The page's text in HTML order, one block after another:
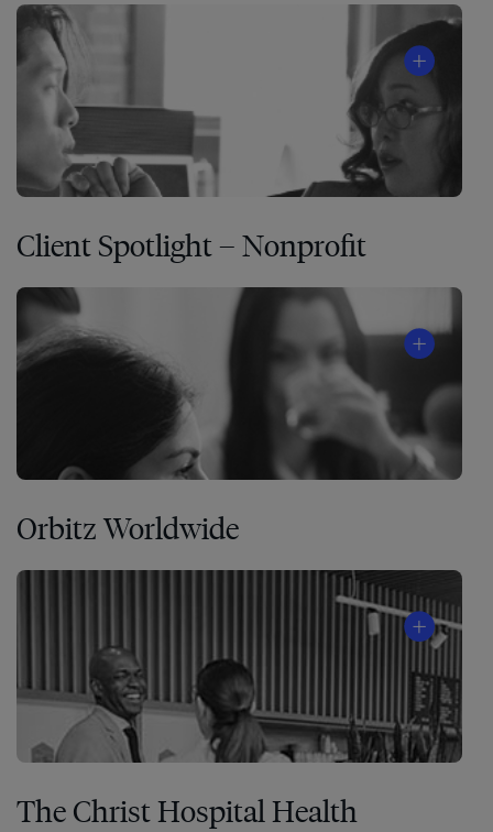
Client Spotlight – Nonprofit
Orbitz Worldwide
The Christ Hospital Health